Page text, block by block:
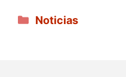
Categorías
Noticias